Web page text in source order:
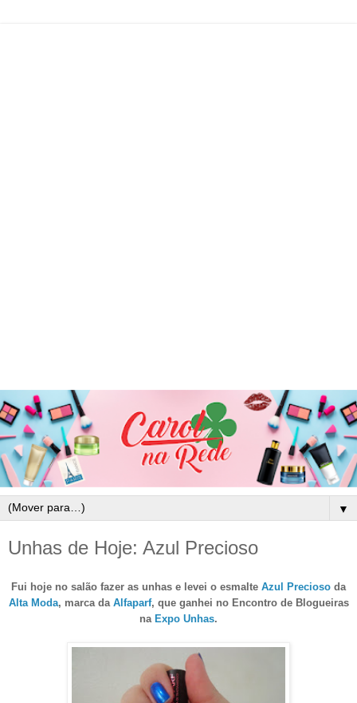
▼
Unhas de Hoje: Azul Precioso
Fui hoje no salão fazer as unhas e levei o esmalte Azul Precioso da
Alta Moda, marca da Alfaparf, que ganhei no Encontro de Blogueiras
na Expo Unhas.